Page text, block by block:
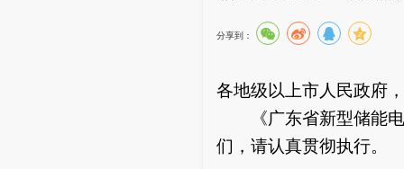
分享到：
各地级以上市人民政府
《广东省新型储能电
们，请认真贯彻执行。